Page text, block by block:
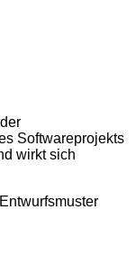
Softwareprojekts
wirkt sich